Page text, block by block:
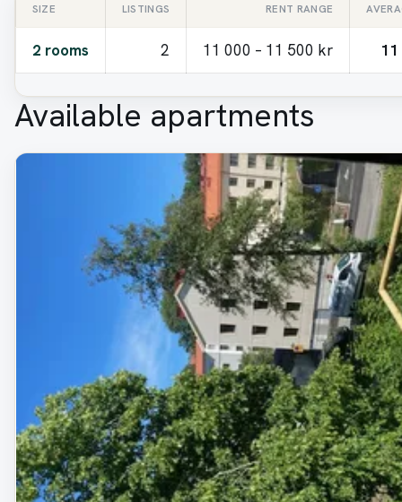
SIZE LISTINGS RENT RANGE
2 rooms 2 11 000 – 11 500 kr
Available apartments